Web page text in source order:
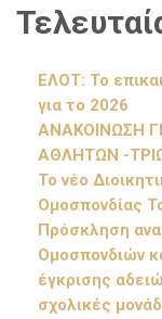
ΕΛΟΤ: Το
για το 2026
ΑΝΑΚΟΙΝΩΣΗ
ΑΘΛΗΤΩΝ -
Το νέο
Ομοσπονδίας
Πρόσκληση
Ομοσπονδιών
έγκρισης
σχολικές